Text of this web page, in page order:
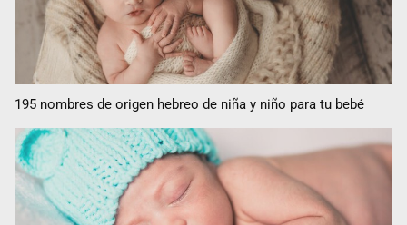
195 nombres de origen hebreo de niña y niño para tu bebé